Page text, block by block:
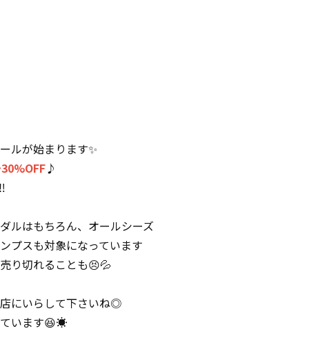
ルが始まります✨
30%OFF♪
ルはもちろん、オールシーズ
プスも対象になっています
り切れることも😣💦
にいらして下さいね◎
います😆☀️